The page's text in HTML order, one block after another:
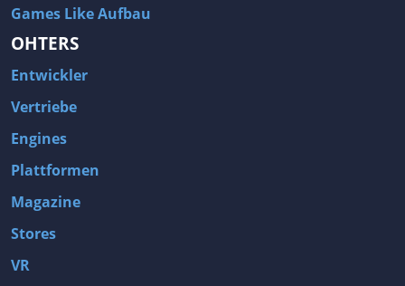
Games Like Aufbau
OHTERS
Entwickler
Vertriebe
Engines
Plattformen
Magazine
Stores
VR